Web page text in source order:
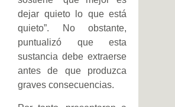
dejar quieto lo que está
quieto”. No obstante,
puntualizó que esta
sustancia debe extraerse
antes de que produzca
graves consecuencias.